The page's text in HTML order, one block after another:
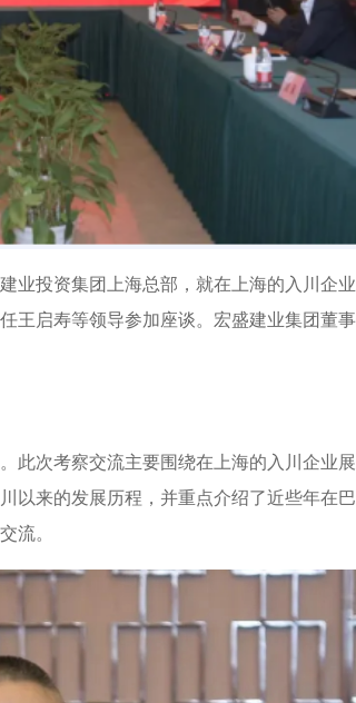
业投资集团上海总部，就在上海的入川企
启寿等领导参加座谈。宏盛建业集团董事
次考察交流主要围绕在上海的入川企业展
以来的发展历程，并重点介绍了近些年在
流。